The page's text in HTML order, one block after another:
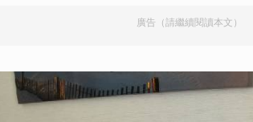
廣告（請繼續閱讀本文）